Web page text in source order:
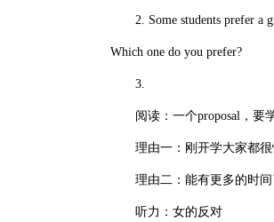
2. Some students prefer a
Which one do you prefer?
3.
阅读：一个proposal，要学
理由一：刚开学大家都很
理由二：能有更多的时间
听力：女的反对